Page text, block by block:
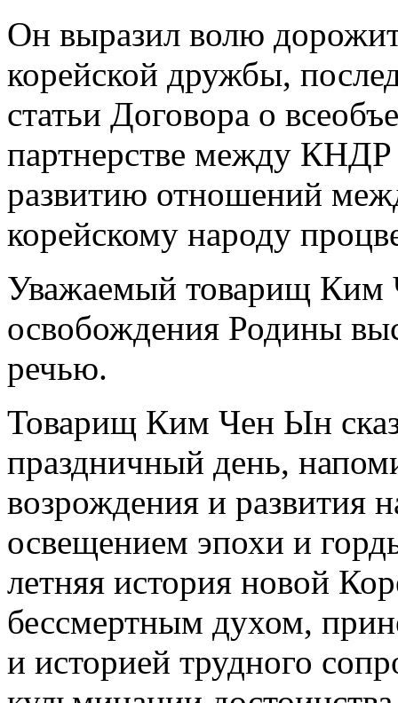
Он выразил волю
корейской дружбы,
статьи Договора о
партнерстве между
развитию отношений
корейскому народу
Уважаемый товарищ Ким
освобождения Родины
речью.
Товарищ Ким Чен Ын
праздничный день,
возрождения и развития
освещением эпохи и
летняя история новой
бессмертным духом,
и историей трудного